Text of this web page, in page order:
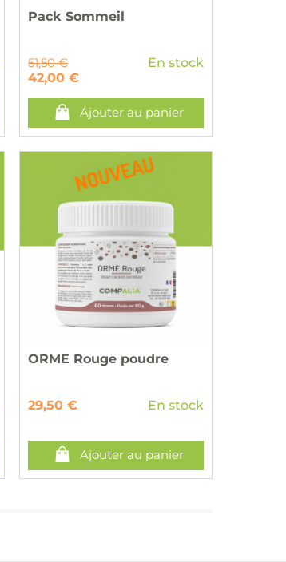
Pack Sommeil
51,50 €
42,00 €
En stock
Ajouter au panier
ORME Rouge poudre
29,50 € En stock
Ajouter au panier